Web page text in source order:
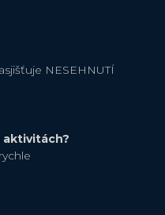
NESEHNUTÍ
aktivitách?